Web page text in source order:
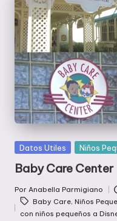
Publicada
Datos Utiles Niños
Baby Care Center
Publicado
por
Por Anabella Parmigiano
Etiquetas:
Baby Care, Niños
con niños pequeños a